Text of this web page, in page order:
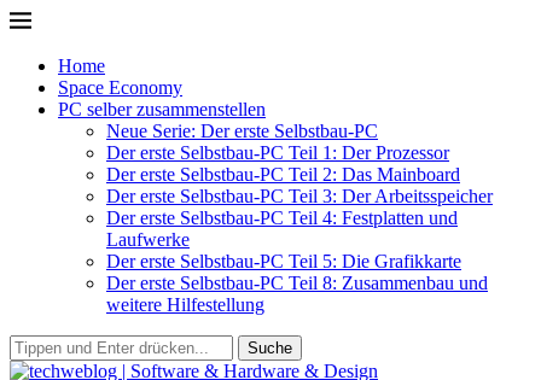
Home
Space Economy
PC selber zusammenstellen
Neue Serie: Der erste Selbstbau-PC
Der erste Selbstbau-PC Teil 1: Der Prozessor
Der erste Selbstbau-PC Teil 2: Das Mainboard
Der erste Selbstbau-PC Teil 3: Der Arbeitsspeicher
Der erste Selbstbau-PC Teil 4: Festplatten und
Laufwerke
Der erste Selbstbau-PC Teil 5: Die Grafikkarte
Der erste Selbstbau-PC Teil 8: Zusammenbau und
weitere Hilfestellung
Suche